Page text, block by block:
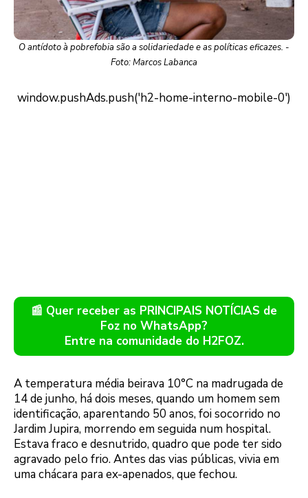
O antídoto à pobrefobia são a solidariedade e as políticas eficazes. -
Foto: Marcos Labanca
📰 Quer receber as PRINCIPAIS NOTÍCIAS de
Foz no WhatsApp?
Entre na comunidade do H2FOZ.
A temperatura média beirava 10°C na madrugada de
14 de junho, há dois meses, quando um homem sem
identificação, aparentando 50 anos, foi socorrido no
Jardim Jupira, morrendo em seguida num hospital.
Estava fraco e desnutrido, quadro que pode ter sido
agravado pelo frio. Antes das vias públicas, vivia em
uma chácara para ex-apenados, que fechou.